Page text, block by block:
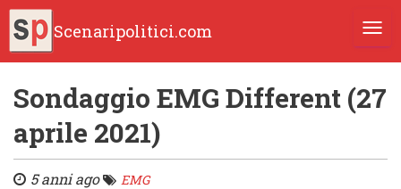
Scenaripolitici.com
Sondaggio EMG Different (27
aprile 2021)
5 anni ago EMG